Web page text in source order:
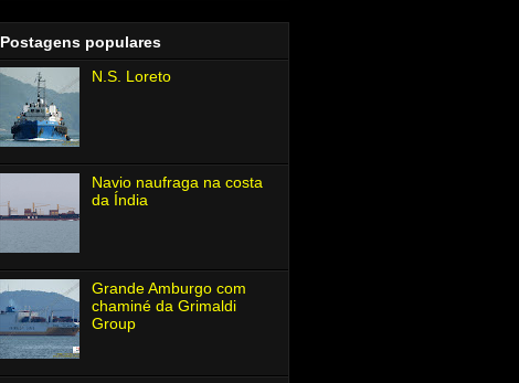
Postagens populares
N.S. Loreto
Navio naufraga na costa
da Índia
Grande Amburgo com
chaminé da Grimaldi
Group